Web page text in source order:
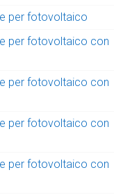
per fotovoltaico
per fotovoltaico con
per fotovoltaico con
per fotovoltaico con
per fotovoltaico con